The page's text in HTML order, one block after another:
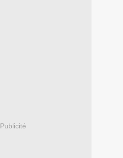
Publicité